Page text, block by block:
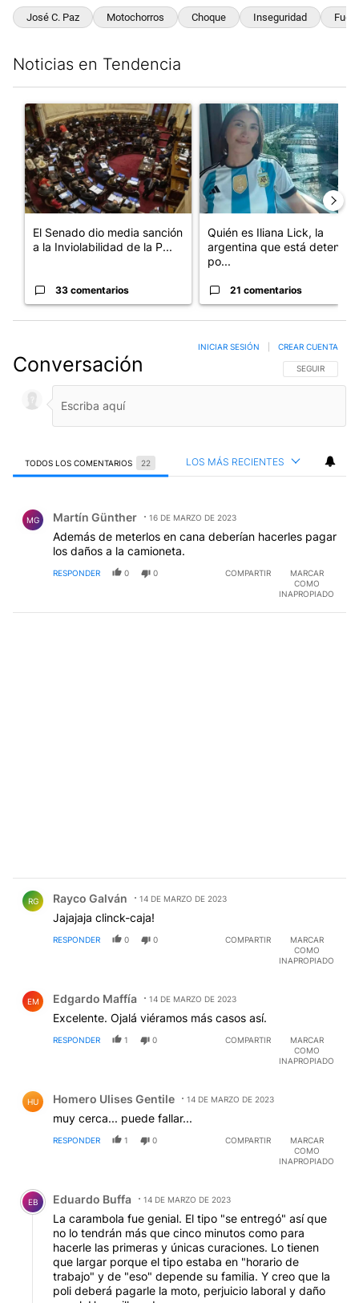
José C. Paz Motochorros Choque Inseguridad Fuga
Noticias en Tendencia
Un artículo de tendencia con el título "El Senado dio media
El Senado dio media sanción
a la Inviolabilidad de la P...
33 comentarios
Un artículo de tendencia con
Quién es Iliana Lick, la
argentina que está detenida
po...
21 comentarios
Conversación SIGA ESTA
SEGUIR
INICIAR SESIÓN CREAR CUENTA
TODOS LOS COMENTARIOS 22 LOS MÁS RECIENTES
MG Martín Günther 16 DE MARZO DE 2023
Además de meterlos en cana deberían hacerles pagar
los daños a la camioneta.
RESPONDER 0 0 COMPARTIR
MARCAR
COMO
INAPROPIADO
RG Rayco Galván 14 DE MARZO DE 2023
Jajajaja clinck-caja!
RESPONDER 0 0 COMPARTIR
MARCAR
COMO
INAPROPIADO
EM Edgardo Maffía 14 DE MARZO DE 2023
Excelente. Ojalá viéramos más casos así.
RESPONDER 1 0 COMPARTIR
MARCAR
COMO
INAPROPIADO
HU Homero Ulises Gentile 14 DE MARZO DE 2023
muy cerca... puede fallar...
RESPONDER 1 0 COMPARTIR
MARCAR
COMO
INAPROPIADO
Comentario de Eduardo Buffa.
EB Eduardo Buffa 14 DE MARZO DE 2023
La carambola fue genial. El tipo "se entregó" así que
no lo tendrán más que cinco minutos como para
hacerle las primeras y únicas curaciones. Lo tienen
que largar porque el tipo estaba en "horario de
trabajo" y de "eso" depende su familia. Y creo que la
poli deberá pagarle la moto, perjuicio laboral y daño